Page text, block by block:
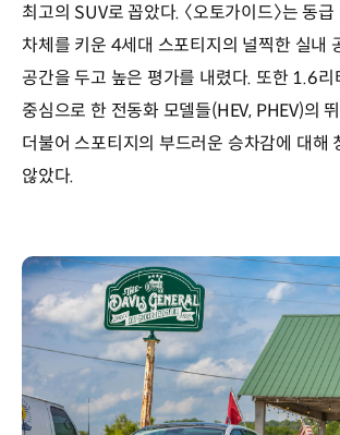
최고의 SUV로 꼽았다. 〈오토가이드〉는 동
차체를 키운 4세대 스포티지의 널찍한 실내
공간을 두고 높은 평가를 내렸다. 또한 1.6리
중심으로 한 전동화 모델들(HEV, PHEV)의
더불어 스포티지의 부드러운 승차감에 대해
않았다.